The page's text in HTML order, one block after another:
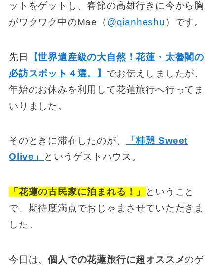
ットをゲットし、春節の高雄行きに今から胸
がワクワク中のMae（ @qianheshu ）です。
先日
【世界遺産級の大自然！花蓮・太魯閣の
必訪スポット４選。】 でお伝えしましたが、
年始のお休みを利用して花蓮旅行へ行ってま
いりました。
そのときに滞在したのが、
「桂憩 Sweet
Olive」
というゲストハウス。
「花蓮の古民家に泊まれる！」
ということ
で、期待度満点でおじゃまさせていただきま
した。
今日は、個人での花蓮旅行に超オススメのゲ